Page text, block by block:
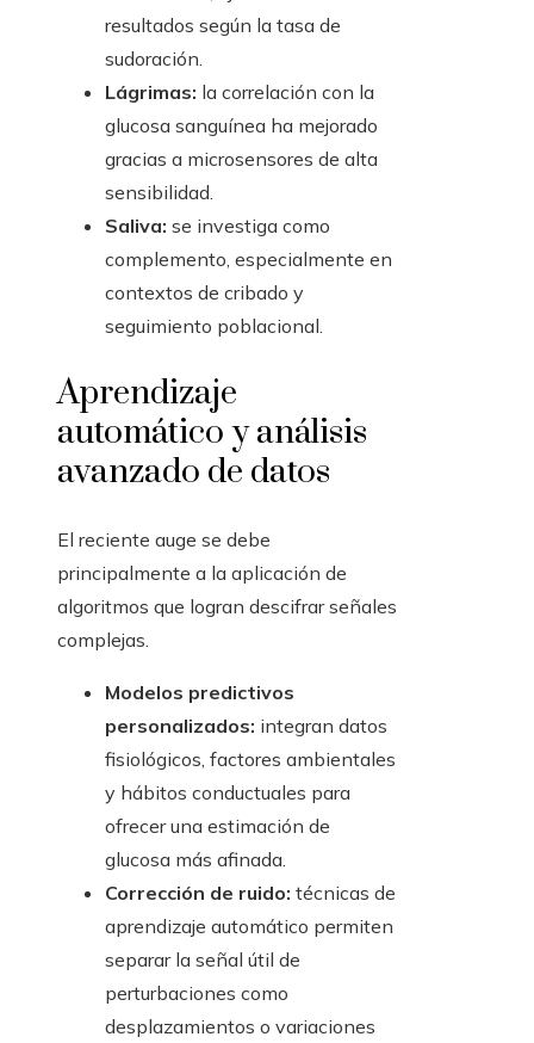
resultados según la tasa de
sudoración.
Lágrimas: la correlación con la
glucosa sanguínea ha mejorado
gracias a microsensores de alta
sensibilidad.
Saliva: se investiga como
complemento, especialmente en
contextos de cribado y
seguimiento poblacional.
Aprendizaje
automático y análisis
avanzado de datos
El reciente auge se debe
principalmente a la aplicación de
algoritmos que logran descifrar señales
complejas.
Modelos predictivos
personalizados: integran datos
fisiológicos, factores ambientales
y hábitos conductuales para
ofrecer una estimación de
glucosa más afinada.
Corrección de ruido: técnicas de
aprendizaje automático permiten
separar la señal útil de
perturbaciones como
desplazamientos o variaciones